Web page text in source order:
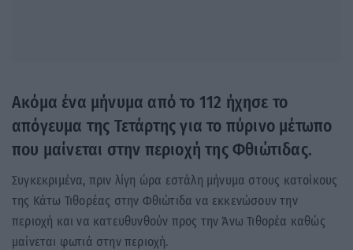
Ακόμα ένα μήνυμα από το 112 ήχησε το
απόγευμα της Τετάρτης για το πύρινο μέτωπο
που μαίνεται στην περιοχή της Φθιώτιδας.
Συγκεκριμένα, πριν λίγη ώρα εστάλη μήνυμα στους κατοίκους
της Κάτω Τιθορέας στην Φθιώτιδα να εκκενώσουν την
περιοχή και να κατευθυνθούν προς την Άνω Τιθορέα καθώς
μαίνεται φωτιά στην περιοχή.